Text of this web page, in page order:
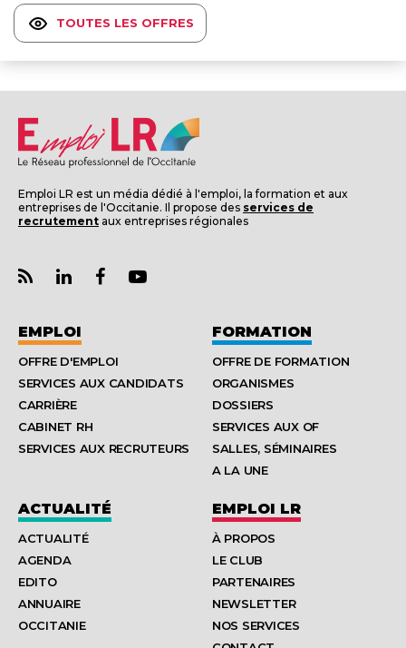
TOUTES LES OFFRES
Emploi LR est un média dédié à l'emploi, la formation et aux
entreprises de l'Occitanie. Il propose des services de
recrutement aux entreprises régionales
EMPLOI
OFFRE D'EMPLOI
SERVICES AUX CANDIDATS
CARRIÈRE
CABINET RH
SERVICES AUX RECRUTEURS
FORMATION
OFFRE DE FORMATION
ORGANISMES
DOSSIERS
SERVICES AUX OF
SALLES, SÉMINAIRES
A LA UNE
ACTUALITÉ
ACTUALITÉ
AGENDA
EDITO
ANNUAIRE
OCCITANIE
EMPLOI LR
À PROPOS
LE CLUB
PARTENAIRES
NEWSLETTER
NOS SERVICES